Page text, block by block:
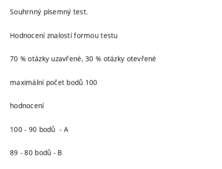
Souhrnný písemný test.
Hodnocení znalostí formou testu
70 % otázky uzavřené, 30 % otázky otevřené
maximální počet bodů 100
hodnocení
100 - 90 bodů - A
89 - 80 bodů - B